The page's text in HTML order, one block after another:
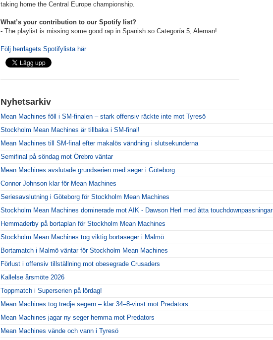
taking home the Central Europe championship.
What’s your contribution to our Spotify list?
- The playlist is missing some good rap in Spanish so Categoría 5, Aleman!
Följ herrlagets Spotifylista här
Nyhetsarkiv
Mean Machines föll i SM-finalen – stark offensiv räckte inte mot Tyresö
Stockholm Mean Machines är tillbaka i SM-final!
Mean Machines till SM-final efter makalös vändning i slutsekunderna
Semifinal på söndag mot Örebro väntar
Mean Machines avslutade grundserien med seger i Göteborg
Connor Johnson klar för Mean Machines
Seriesavslutning i Göteborg för Stockholm Mean Machines
Stockholm Mean Machines dominerade mot AIK - Dawson Herl med åtta touchdownpassningar
Hemmaderby på bortaplan för Stockholm Mean Machines
Stockholm Mean Machines tog viktig bortaseger i Malmö
Bortamatch i Malmö väntar för Stockholm Mean Machines
Förlust i offensiv tillställning mot obesegrade Crusaders
Kallelse årsmöte 2026
Toppmatch i Superserien på lördag!
Mean Machines tog tredje segern – klar 34–8-vinst mot Predators
Mean Machines jagar ny seger hemma mot Predators
Mean Machines vände och vann i Tyresö